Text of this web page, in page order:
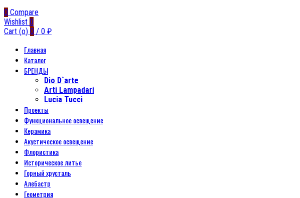
0 Compare
Wishlist 0
Cart (o) 0 / 0 ₽
Главная
Каталог
БРЕНДЫ
Dio D`arte
Arti Lampadari
Lucia Tucci
Проекты
Функциональное освещение
Керамика
Акустическое освещение
Флористика
Историческое литье
Горный хрусталь
Алебастр
Геометрия